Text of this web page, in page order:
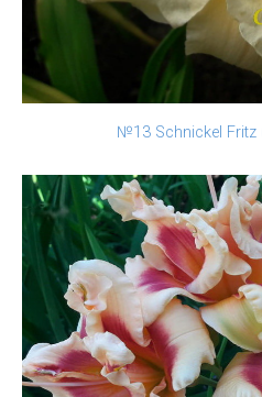
№13 Schnickel Fritz